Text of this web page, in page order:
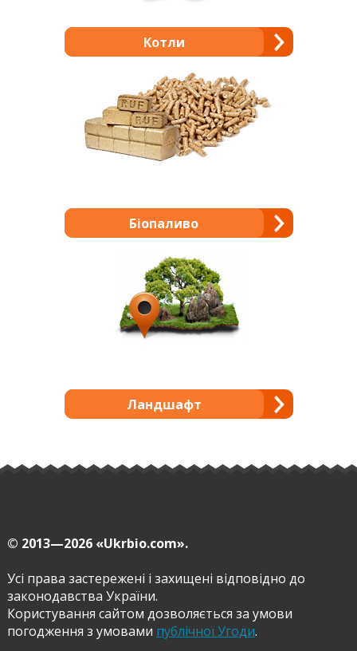
Котли
Біопаливо
Ландшафт
© 2013—2026 «Ukrbio.com».
Усі права застережені і захищені відповідно до
законодавства України.
Користування сайтом дозволяється за умови
погодження з умовами публічної Угоди.